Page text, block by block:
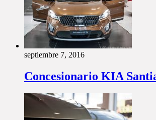
septiembre 7, 2016
Concesionario KIA